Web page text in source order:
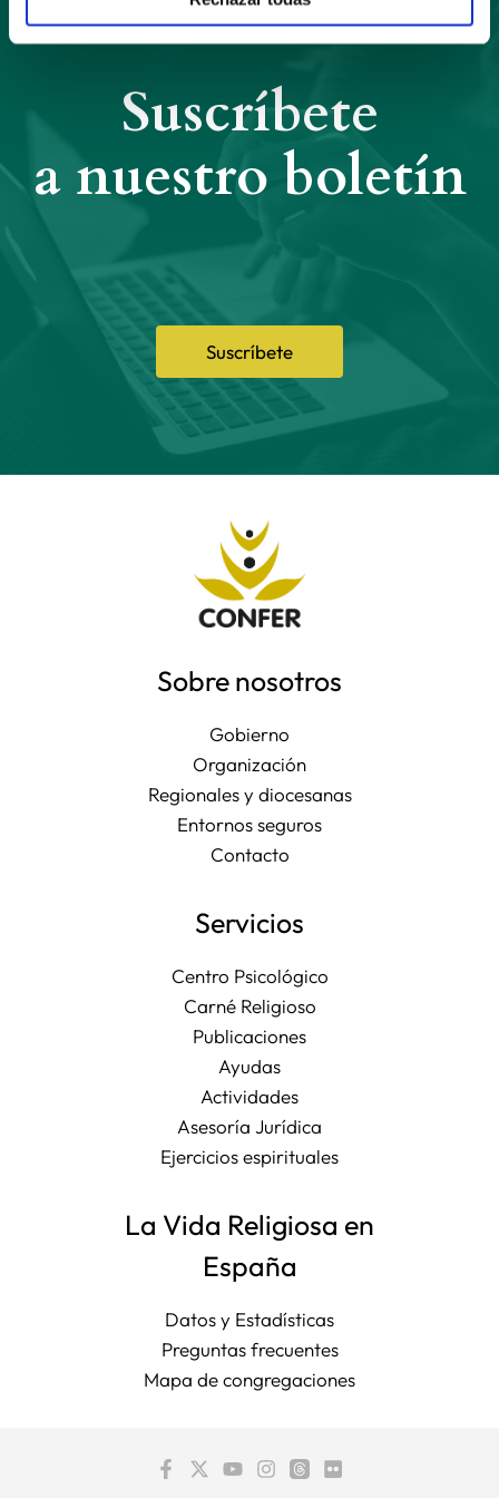
Suscríbete
Suscríbete
a nuestro boletín
Sobre nosotros
Gobierno
Organización
Regionales y diocesanas
Entornos seguros
Contacto
Servicios
Centro Psicológico
Carné Religioso
Publicaciones
Ayudas
Actividades
Asesoría Jurídica
Ejercicios espirituales
La Vida Religiosa en
España
Datos y Estadísticas
Preguntas frecuentes
Mapa de congregaciones